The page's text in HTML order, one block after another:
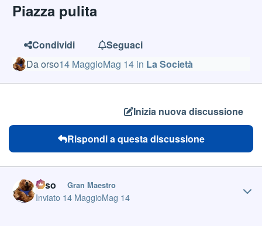
Piazza pulita
Condividi
Seguaci
Daorso14 MaggioMag 14in La Società
Inizia nuova discussione
Rispondi a questa discussione
orso Gran Maestro
Inviato 14 MaggioMag 14